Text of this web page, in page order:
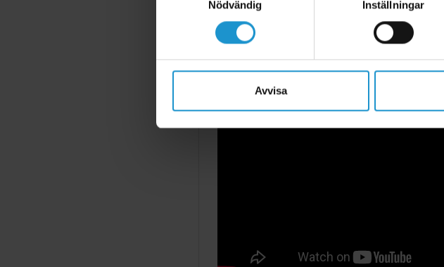
Nödvändig
Inställningar
Avvisa